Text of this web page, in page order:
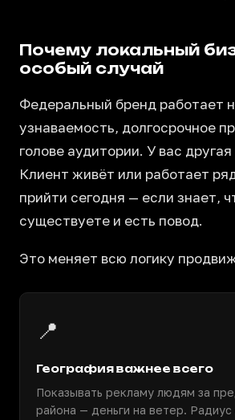
Почему локальный
особый случай
Федеральный бренд работает
узнаваемость, долгосрочное
голове аудитории. У вас
Клиент живёт или работает
прийти сегодня — если знает,
существуете и есть повод.
Это меняет всю логику
📍
География важнее всего
Показывать рекламу людям за
района — деньги на ветер. Радиус